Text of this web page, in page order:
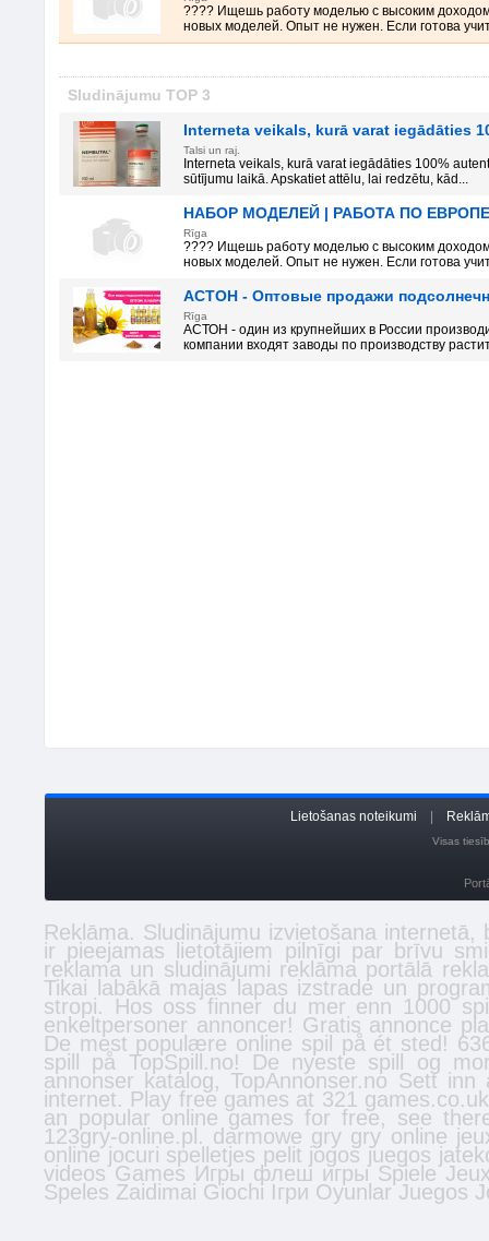
???? Ищешь работу моделью с высоким
новых моделей. Опыт не нужен. Если готова
Sludinājumu TOP 3
Interneta veikals, kurā varat iegādāties
Talsi un raj.
Interneta veikals, kurā varat iegādāties 100%
sūtījumu laikā. Apskatiet attēlu, lai redzētu, kād...
НАБОР МОДЕЛЕЙ | РАБОТА ПО ЕВРОПЕ
Rīga
???? Ищешь работу моделью с высоким
новых моделей. Опыт не нужен. Если готова
АСТОН - Оптовые продажи
Rīga
АСТОН - один из крупнейших в России
компании входят заводы по производству
Lietošanas noteikumi
Visas
Reklāma. Sludinājumu izvietošana internetā,
ir pieejamas lietotājiem pilnīgi par brīvu
reklama un sludinājumi reklāma portālā
Tikai labākā majas lapas izstrade un
stropi. Hos oss finner du mer enn 1000
enkeltpersoner annoncer! Gratis annonce
De mest populære online spil på ét sted!
spill på TopSpill.no! De nyeste spill og
annonser katalog, TopAnnonser.no Sett
internet. Play free games at 321
an popular online games for free, see
123gry-online.pl. darmowe gry gry online
online jocuri spelletjes pelit jogos juegos
videos Games Игры флеш игры Spiele
Speles Zaidimai Giochi Ігри Oyunlar Juegos